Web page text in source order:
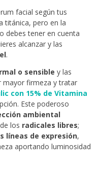
facial según tus
titánica, pero en la
debes tener en cuenta
alcanzar y las
.
o sensible y las
mayor firmeza y tratar
con 15% de Vitamina
Este poderoso
ambiental
los radicales libres;
líneas de expresión,
aportando luminosidad